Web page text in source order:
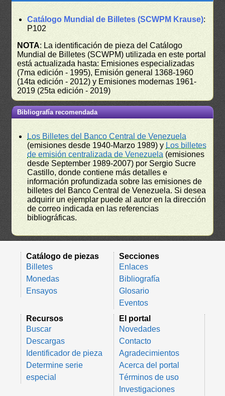
Catálogo Mundial de Billetes (SCWPM Krause):
P102
NOTA: La identificación de pieza del Catálogo
Mundial de Billetes (SCWPM) utilizada en este portal
está actualizada hasta: Emisiones especializadas
(7ma edición - 1995), Emisión general 1368-1960
(14ta edición - 2012) y Emisiones modernas 1961-
2019 (25ta edición - 2019)
Bibliografía recomendada
Los Billetes del Banco Central de Venezuela
(emisiones desde 1940-Marzo 1989) y Los billetes
de emisión centralizada de Venezuela (emisiones
desde September 1989-2007) por Sergio Sucre
Castillo, donde contiene más detalles e
información profundizada sobre las emisiones de
billetes del Banco Central de Venezuela. Si desea
adquirir un ejemplar puede al autor en la dirección
de correo indicada en las referencias
bibliográficas.
Catálogo de piezas
Billetes
Monedas
Ensayos
Secciones
Enlaces
Bibliografía
Glosario
Eventos
Recursos
Buscar
Descargas
Identificador de pieza
Determine serie
especial
El portal
Novedades
Contacto
Agradecimientos
Acerca del portal
Términos de uso
Investigaciones